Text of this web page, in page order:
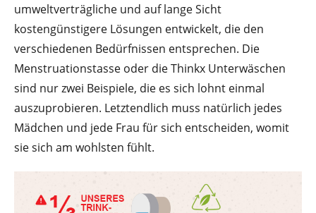
umweltverträgliche und auf lange Sicht
kostengünstigere Lösungen entwickelt, die den
verschiedenen Bedürfnissen entsprechen. Die
Menstruationstasse oder die Thinkx Unterwäschen
sind nur zwei Beispiele, die es sich lohnt einmal
auszuprobieren. Letztendlich muss natürlich jedes
Mädchen und jede Frau für sich entscheiden, womit
sie sich am wohlsten fühlt.